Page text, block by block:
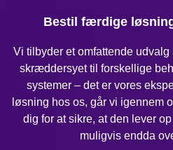
Bestil færdige
Vi tilbyder et omfattende
skræddersyet til forskellige
systemer – det er vores
løsning hos os, går vi igennem
dig for at sikre, at den lever
muligvis endda